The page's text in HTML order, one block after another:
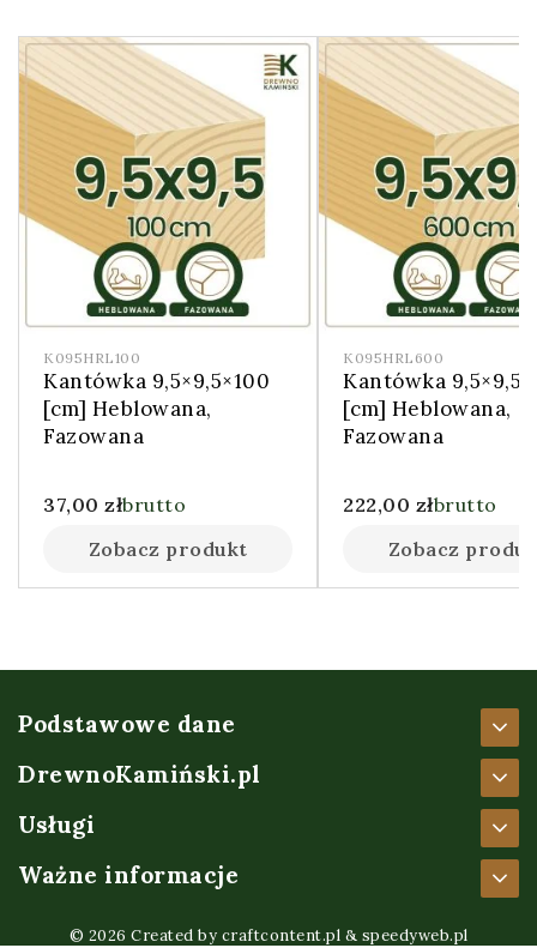
K095HRL100
Kantówka 9,5×9,5×100
[cm] Heblowana,
Fazowana
37,00 złbrutto
Zobacz produkt
K095HRL600
Kantówka
[cm] Heblowana,
Fazowana
222,00 złbrutto
Zobacz
Podstawowe dane
DrewnoKamiński.pl
Usługi
Ważne informacje
© 2026 Created by craftcontent.pl & speedyweb.pl